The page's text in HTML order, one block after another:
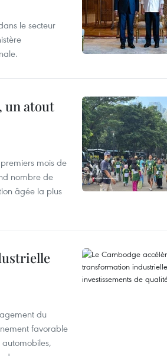
le secteur
un atout
mois de
nombre de
âgée la plus
du
favorable